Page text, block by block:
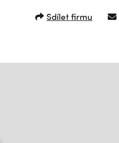
Sdílet firmu